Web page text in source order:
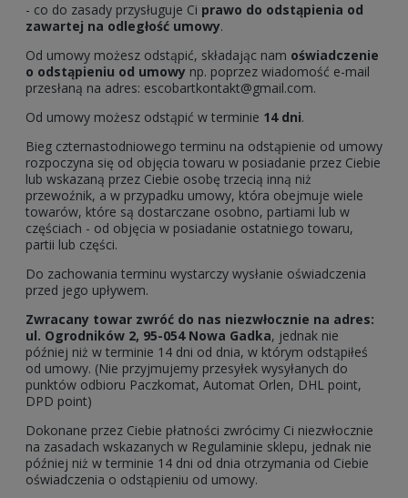
- co do zasady przysługuje Ci prawo do odstąpienia od
zawartej na odległość umowy.
Od umowy możesz odstąpić, składając nam oświadczenie
o odstąpieniu od umowy np. poprzez wiadomość e-mail
przesłaną na adres: escobartkontakt@gmail.com.
Od umowy możesz odstąpić w terminie 14 dni.
Bieg czternastodniowego terminu na odstąpienie od umowy
rozpoczyna się od objęcia towaru w posiadanie przez Ciebie
lub wskazaną przez Ciebie osobę trzecią inną niż
przewoźnik, a w przypadku umowy, która obejmuje wiele
towarów, które są dostarczane osobno, partiami lub w
częściach - od objęcia w posiadanie ostatniego towaru,
partii lub części.
Do zachowania terminu wystarczy wysłanie oświadczenia
przed jego upływem.
Zwracany towar zwróć do nas niezwłocznie na adres:
ul. Ogrodników 2, 95-054 Nowa Gadka, jednak nie
później niż w terminie 14 dni od dnia, w którym odstąpiłeś
od umowy. (Nie przyjmujemy przesyłek wysyłanych do
punktów odbioru Paczkomat, Automat Orlen, DHL point,
DPD point)
Dokonane przez Ciebie płatności zwrócimy Ci niezwłocznie
na zasadach wskazanych w Regulaminie sklepu, jednak nie
później niż w terminie 14 dni od dnia otrzymania od Ciebie
oświadczenia o odstąpieniu od umowy.